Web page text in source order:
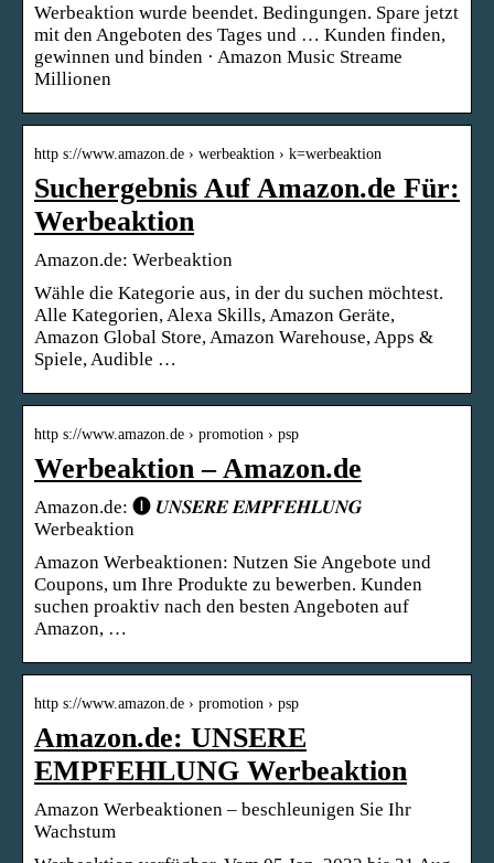
Werbeaktion wurde beendet. Bedingungen. Spare jetzt
mit den Angeboten des Tages und … Kunden finden,
gewinnen und binden · Amazon Music Streame
Millionen
http s://www.amazon.de › werbeaktion › k=werbeaktion
Suchergebnis Auf Amazon.de Für:
Werbeaktion
Amazon.de: Werbeaktion
Wähle die Kategorie aus, in der du suchen möchtest.
Alle Kategorien, Alexa Skills, Amazon Geräte,
Amazon Global Store, Amazon Warehouse, Apps &
Spiele, Audible …
http s://www.amazon.de › promotion › psp
Werbeaktion – Amazon.de
Amazon.de: 🅘 𝑼𝑵𝑺𝑬𝑹𝑬 𝑬𝑴𝑷𝑭𝑬𝑯𝑳𝑼𝑵𝑮
Werbeaktion
Amazon Werbeaktionen: Nutzen Sie Angebote und
Coupons, um Ihre Produkte zu bewerben. Kunden
suchen proaktiv nach den besten Angeboten auf
Amazon, …
http s://www.amazon.de › promotion › psp
Amazon.de: UNSERE
EMPFEHLUNG Werbeaktion
Amazon Werbeaktionen – beschleunigen Sie Ihr
Wachstum